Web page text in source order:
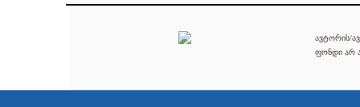
ავტორის/
ფონდი არ